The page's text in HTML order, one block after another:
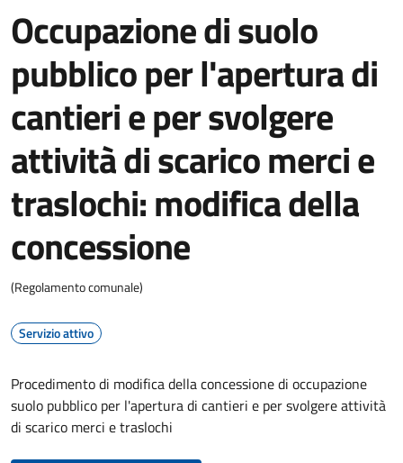
Occupazione di suolo
pubblico per l'apertura di
cantieri e per svolgere
attività di scarico merci e
traslochi: modifica della
concessione
(Regolamento comunale)
Servizio attivo
Procedimento di modifica della concessione di occupazione
suolo pubblico per l'apertura di cantieri e per svolgere attività
di scarico merci e traslochi